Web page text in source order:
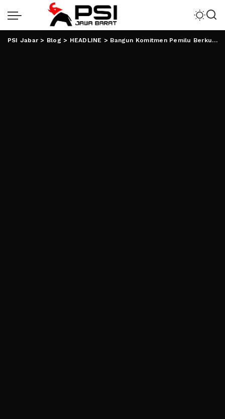
PSI Jabar > Blog > HEADLINE > Bangun Komitmen Pemilu Berkualitas, Bawaslu Akan Undang Parpol